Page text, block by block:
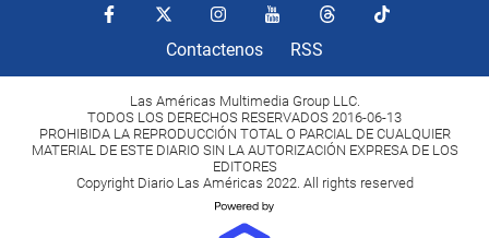
Contactenos RSS
Las Américas Multimedia Group LLC.
TODOS LOS DERECHOS RESERVADOS 2016-06-13
PROHIBIDA LA REPRODUCCIÓN TOTAL O PARCIAL DE CUALQUIER
MATERIAL DE ESTE DIARIO SIN LA AUTORIZACIÓN EXPRESA DE LOS
EDITORES
Copyright Diario Las Américas 2022. All rights reserved